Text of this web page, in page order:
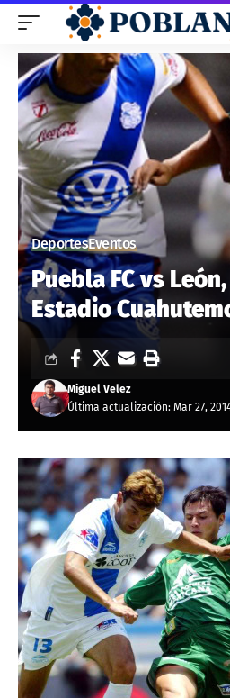
DeportesEventos
Puebla FC vs
Estadio
Última actualización: Mar 27, 2014
Miguel Velez